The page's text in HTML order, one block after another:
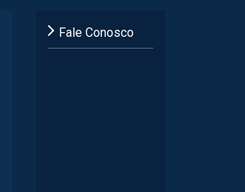
Fale Conosco